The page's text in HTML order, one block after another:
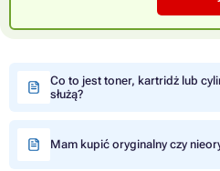
Co to jest toner, kartridż lub
służą?
Mam kupić oryginalny czy